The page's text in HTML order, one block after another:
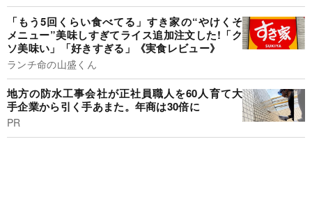
「もう5回くらい食べてる」すき家の“やけくそ
メニュー”美味しすぎてライス追加注文した!「ク
ソ美味い」「好きすぎる」《実食レビュー》
ランチ命の山盛くん
地方の防水工事会社が正社員職人を60人育て大
手企業から引く手あまた。年商は30倍に
PR